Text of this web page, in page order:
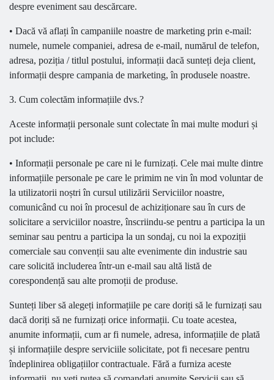
despre eveniment sau descărcare.
• Dacă vă aflați în campaniile noastre de marketing prin e-mail:
numele, numele companiei, adresa de e-mail, numărul de telefon,
adresa, poziția / titlul postului, informații dacă sunteți deja client,
informații despre campania de marketing, în produsele noastre.
3. Cum colectăm informațiile dvs.?
Aceste informații personale sunt colectate în mai multe moduri și
pot include:
• Informații personale pe care ni le furnizați. Cele mai multe dintre
informațiile personale pe care le primim ne vin în mod voluntar de
la utilizatorii noștri în cursul utilizării Serviciilor noastre,
comunicând cu noi în procesul de achiziționare sau în curs de
solicitare a serviciilor noastre, înscriindu-se pentru a participa la un
seminar sau pentru a participa la un sondaj, cu noi la expoziții
comerciale sau convenții sau alte evenimente din industrie sau
care solicită includerea într-un e-mail sau altă listă de
corespondență sau alte promoții de produse.
Sunteți liber să alegeți informațiile pe care doriți să le furnizați sau
dacă doriți să ne furnizați orice informații. Cu toate acestea,
anumite informații, cum ar fi numele, adresa, informațiile de plată
și informațiile despre serviciile solicitate, pot fi necesare pentru
îndeplinirea obligațiilor contractuale. Fără a furniza aceste